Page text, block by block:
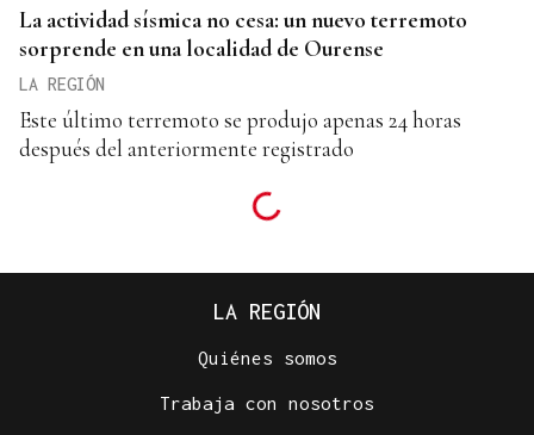
La actividad sísmica no cesa: un nuevo terremoto
sorprende en una localidad de Ourense
LA REGIÓN
Este último terremoto se produjo apenas 24 horas
después del anteriormente registrado
LA REGIÓN
Quiénes somos
Trabaja con nosotros